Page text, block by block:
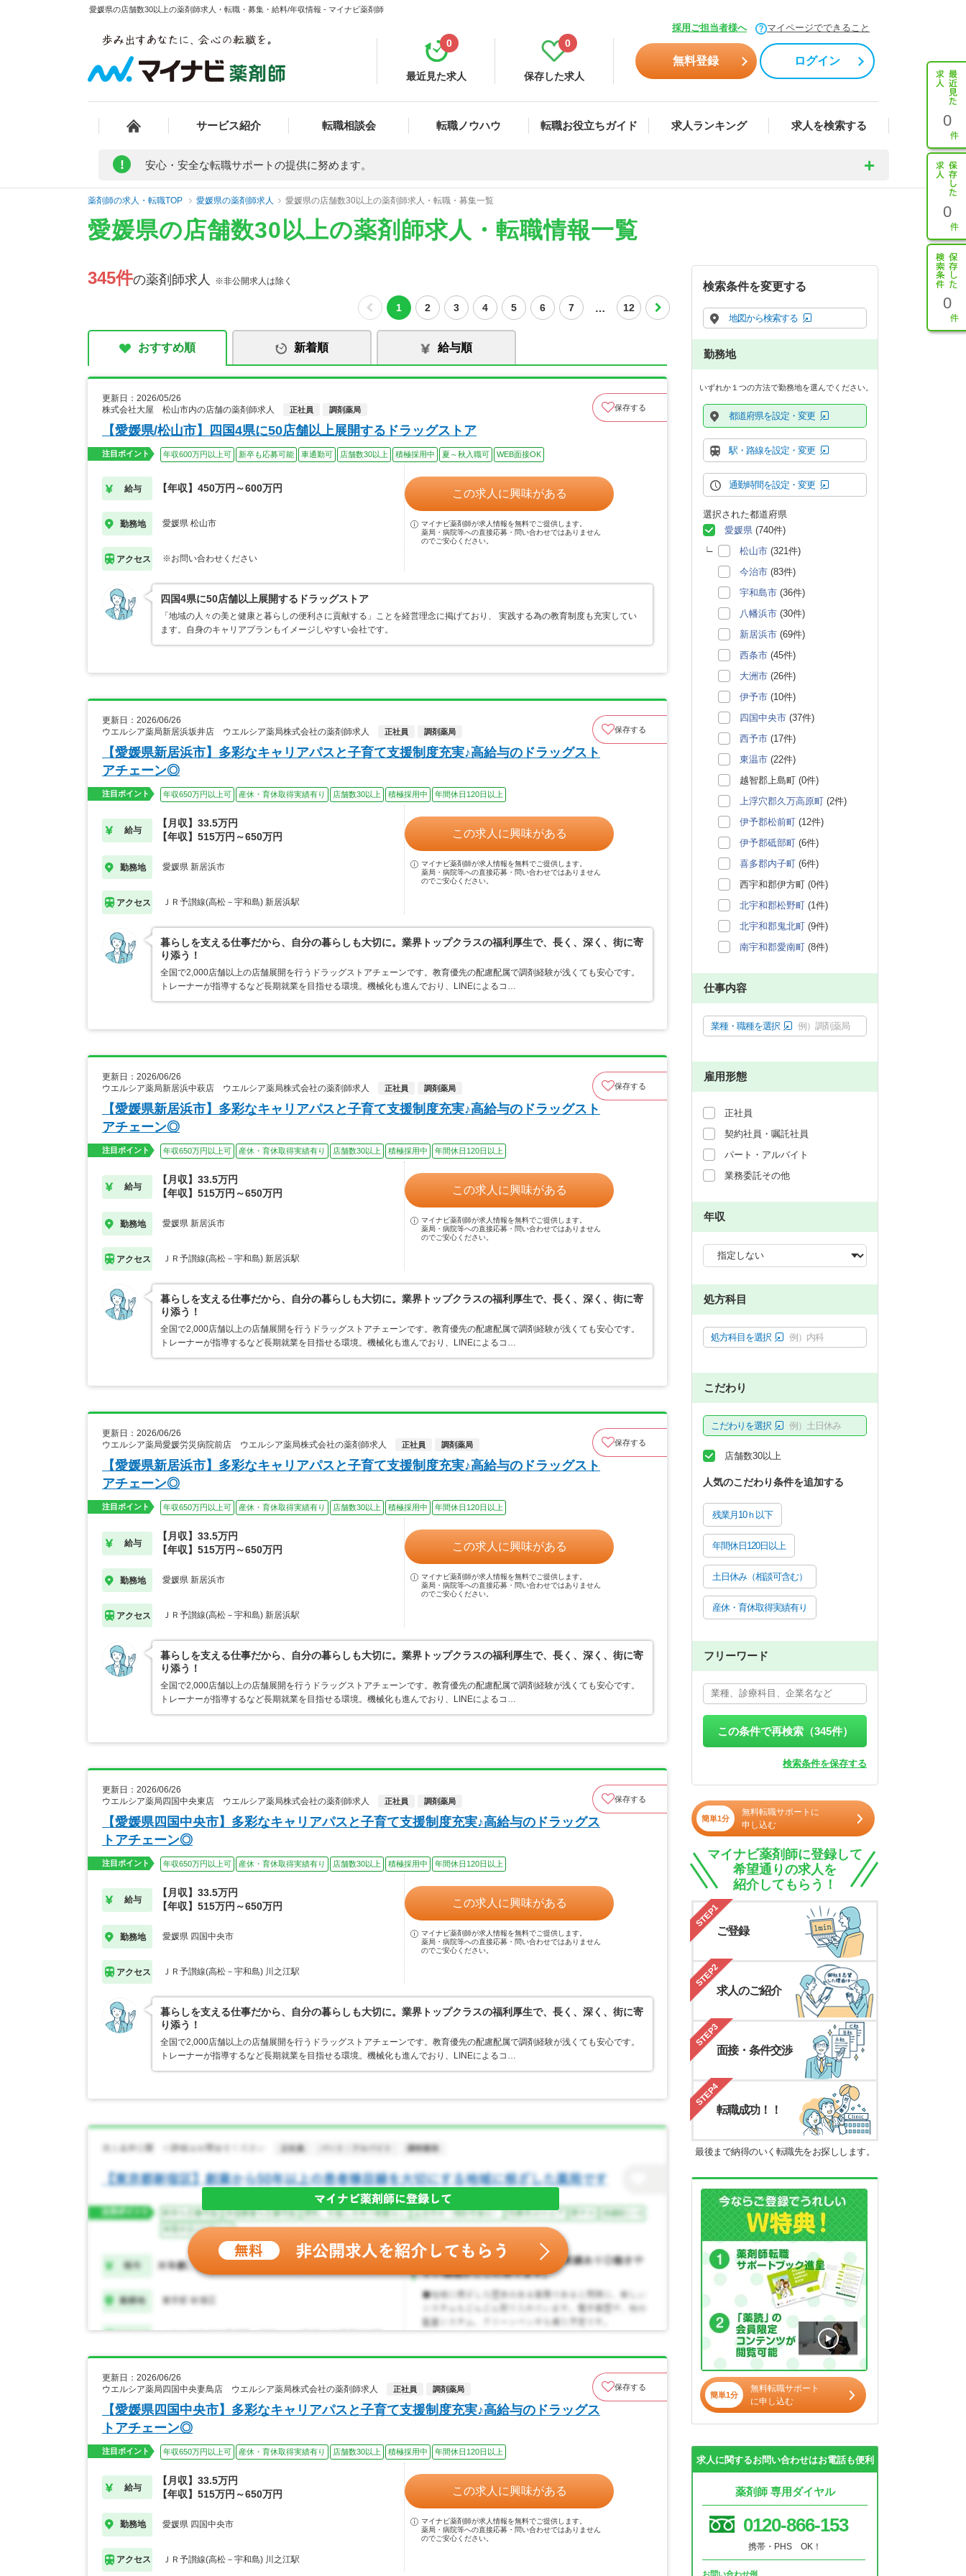
愛媛県の店舗数30以上の薬剤師求人・転職・募集・給料/年収情報 - マイナビ薬剤師
採用ご担当者様へ マイページでできること
最近見た求人
0
保存した求人
0
無料登録 ログイン
サービス紹介 転職相談会 転職ノウハウ 転職お役立ちガイド 求人ランキング 求人を検索する 0
0
0
! 安心・安全な転職サポートの提供に努めます。
薬剤師の求人・転職TOP 愛媛県の薬剤師求人 愛媛県の店舗数30以上の薬剤師求人・転職・募集一覧
愛媛県の店舗数30以上の薬剤師求人・転職情報一覧
345件の薬剤師求人 ※非公開求人は除く
1 2 3 4 5 6 7 … 12
おすすめ順 新着順 給与順
更新日：2026/05/26
株式会社大屋 松山市内の店舗の薬剤師求人
正社員 調剤薬局 保存する
【愛媛県/松山市】四国4県に50店舗以上展開するドラッグストア
注目ポイント 年収600万円以上可 新卒も応募可能 車通勤可 店舗数30以上 積極採用中 夏～秋入職可 WEB面接OK
給与 【年収】450万円～600万円
勤務地 愛媛県 松山市
アクセス ※お問い合わせください
この求人に興味がある
マイナビ薬剤師が求人情報を無料でご提供します。
薬局・病院等への直接応募・問い合わせではありません
のでご安心ください。
四国4県に50店舗以上展開するドラッグストア
「地域の人々の美と健康と暮らしの便利さに貢献する」ことを経営理念に掲げており、 実践する為の教育制度も充実してい
ます。自身のキャリアプランもイメージしやすい会社です。
更新日：2026/06/26
ウエルシア薬局新居浜坂井店 ウエルシア薬局株式会社の薬剤師求人
正社員 調剤薬局 保存する
【愛媛県新居浜市】多彩なキャリアパスと子育て支援制度充実♪高給与のドラッグスト
アチェーン◎
注目ポイント 年収650万円以上可 産休・育休取得実績有り 店舗数30以上 積極採用中 年間休日120日以上
給与
【月収】33.5万円
【年収】515万円～650万円
勤務地 愛媛県 新居浜市
アクセス ＪＲ予讃線(高松－宇和島) 新居浜駅
この求人に興味がある
マイナビ薬剤師が求人情報を無料でご提供します。
薬局・病院等への直接応募・問い合わせではありません
のでご安心ください。
暮らしを支える仕事だから、自分の暮らしも大切に。業界トップクラスの福利厚生で、長く、深く、街に寄
り添う！
全国で2,000店舗以上の店舗展開を行うドラッグストアチェーンです。教育優先の配慮配属で調剤経験が浅くても安心です。
トレーナーが指導するなど長期就業を目指せる環境。機械化も進んでおり、LINEによるコ…
更新日：2026/06/26
ウエルシア薬局新居浜中萩店 ウエルシア薬局株式会社の薬剤師求人
正社員 調剤薬局 保存する
【愛媛県新居浜市】多彩なキャリアパスと子育て支援制度充実♪高給与のドラッグスト
アチェーン◎
注目ポイント 年収650万円以上可 産休・育休取得実績有り 店舗数30以上 積極採用中 年間休日120日以上
給与
【月収】33.5万円
【年収】515万円～650万円
勤務地 愛媛県 新居浜市
アクセス ＪＲ予讃線(高松－宇和島) 新居浜駅
この求人に興味がある
マイナビ薬剤師が求人情報を無料でご提供します。
薬局・病院等への直接応募・問い合わせではありません
のでご安心ください。
暮らしを支える仕事だから、自分の暮らしも大切に。業界トップクラスの福利厚生で、長く、深く、街に寄
り添う！
全国で2,000店舗以上の店舗展開を行うドラッグストアチェーンです。教育優先の配慮配属で調剤経験が浅くても安心です。
トレーナーが指導するなど長期就業を目指せる環境。機械化も進んでおり、LINEによるコ…
更新日：2026/06/26
ウエルシア薬局愛媛労災病院前店 ウエルシア薬局株式会社の薬剤師求人
正社員 調剤薬局 保存する
【愛媛県新居浜市】多彩なキャリアパスと子育て支援制度充実♪高給与のドラッグスト
アチェーン◎
注目ポイント 年収650万円以上可 産休・育休取得実績有り 店舗数30以上 積極採用中 年間休日120日以上
給与
【月収】33.5万円
【年収】515万円～650万円
勤務地 愛媛県 新居浜市
アクセス ＪＲ予讃線(高松－宇和島) 新居浜駅
この求人に興味がある
マイナビ薬剤師が求人情報を無料でご提供します。
薬局・病院等への直接応募・問い合わせではありません
のでご安心ください。
暮らしを支える仕事だから、自分の暮らしも大切に。業界トップクラスの福利厚生で、長く、深く、街に寄
り添う！
全国で2,000店舗以上の店舗展開を行うドラッグストアチェーンです。教育優先の配慮配属で調剤経験が浅くても安心です。
トレーナーが指導するなど長期就業を目指せる環境。機械化も進んでおり、LINEによるコ…
更新日：2026/06/26
ウエルシア薬局四国中央東店 ウエルシア薬局株式会社の薬剤師求人
正社員 調剤薬局 保存する
【愛媛県四国中央市】多彩なキャリアパスと子育て支援制度充実♪高給与のドラッグス
トアチェーン◎
注目ポイント 年収650万円以上可 産休・育休取得実績有り 店舗数30以上 積極採用中 年間休日120日以上
給与
【月収】33.5万円
【年収】515万円～650万円
勤務地 愛媛県 四国中央市
アクセス ＪＲ予讃線(高松－宇和島) 川之江駅
この求人に興味がある
マイナビ薬剤師が求人情報を無料でご提供します。
薬局・病院等への直接応募・問い合わせではありません
のでご安心ください。
暮らしを支える仕事だから、自分の暮らしも大切に。業界トップクラスの福利厚生で、長く、深く、街に寄
り添う！
全国で2,000店舗以上の店舗展開を行うドラッグストアチェーンです。教育優先の配慮配属で調剤経験が浅くても安心です。
トレーナーが指導するなど長期就業を目指せる環境。機械化も進んでおり、LINEによるコ…
更新日：2026/06/26
ウエルシア薬局四国中央妻鳥店 ウエルシア薬局株式会社の薬剤師求人
正社員 調剤薬局 保存する
【愛媛県四国中央市】多彩なキャリアパスと子育て支援制度充実♪高給与のドラッグス
トアチェーン◎
注目ポイント 年収650万円以上可 産休・育休取得実績有り 店舗数30以上 積極採用中 年間休日120日以上
給与
【月収】33.5万円
【年収】515万円～650万円
勤務地 愛媛県 四国中央市
アクセス ＪＲ予讃線(高松－宇和島) 川之江駅
この求人に興味がある
マイナビ薬剤師が求人情報を無料でご提供します。
薬局・病院等への直接応募・問い合わせではありません
のでご安心ください。
検索条件を変更する
地図から検索する
勤務地
いずれか１つの方法で勤務地を選んでください。
都道府県を設定・変更
駅・路線を設定・変更
通勤時間を設定・変更
選択された都道府県
愛媛県 (740件)
松山市 (321件)
今治市 (83件)
宇和島市 (36件)
八幡浜市 (30件)
新居浜市 (69件)
西条市 (45件)
大洲市 (26件)
伊予市 (10件)
四国中央市 (37件)
西予市 (17件)
東温市 (22件)
越智郡上島町 (0件)
上浮穴郡久万高原町 (2件)
伊予郡松前町 (12件)
伊予郡砥部町 (6件)
喜多郡内子町 (6件)
西宇和郡伊方町 (0件)
北宇和郡松野町 (1件)
北宇和郡鬼北町 (9件)
南宇和郡愛南町 (8件)
仕事内容
業種・職種を選択 例）調剤薬局
雇用形態
正社員
契約社員・嘱託社員
パート・アルバイト
業務委託その他
年収
処方科目
処方科目を選択 例）内科
こだわり
こだわりを選択 例）土日休み
店舗数30以上
人気のこだわり条件を追加する
残業月10ｈ以下
年間休日120日以上
土日休み（相談可含む）
産休・育休取得実績有り
フリーワード
この条件で再検索（345件）
検索条件を保存する
簡単1分
無料転職サポートに
申し込む
マイナビ薬剤師に登録して
希望通りの求人を
紹介してもらう！
STEP1
ご登録
STEP2
求人のご紹介
STEP3
面接・条件交渉
STEP4
転職成功！！
最後まで納得のいく転職先をお探しします。
簡単1分
無料転職サポート
に申し込む
求人に関するお問い合わせはお電話も便利
薬剤師 専用ダイヤル
0120-866-153
携帯・PHS OK！
お問い合わせ例